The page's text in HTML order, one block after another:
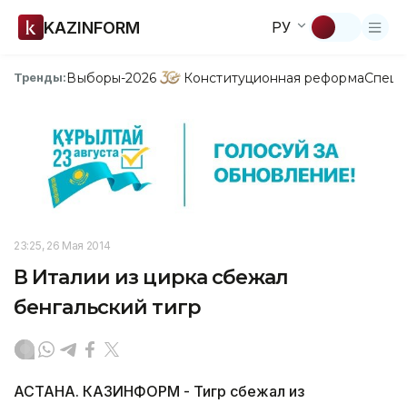
KAZINFORM РУ
Тренды:Выборы-2026 Конституционная реформа
23:25, 26 Мая 2014
В Италии из цирка сбежал
бенгальский тигр
АСТАНА. КАЗИНФОРМ - Тигр сбежал из